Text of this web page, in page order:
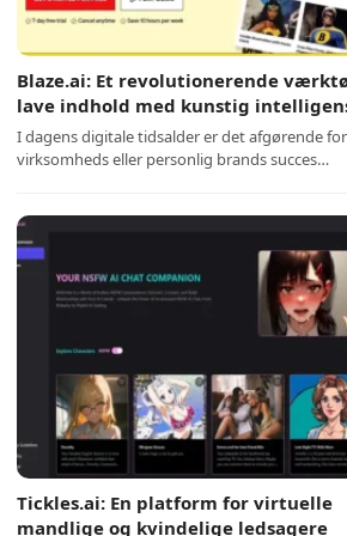
Blaze.ai: Et revolutionerende
lave indhold med kunstig
I dagens digitale tidsalder er det afgørende
virksomheds eller personlig brands succes…
Tickles.ai: En platform for virtuelle
mandlige og kvindelige ledsagere